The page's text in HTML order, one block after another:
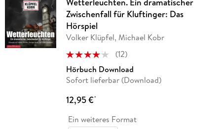
Zwischenfall für Kluftinger: Das
Hörspiel
Volker Klüpfel, Michael Kobr
(12)
Hörbuch Download
Sofort lieferbar (Download)
12,95 €*
Ein weiteres Format